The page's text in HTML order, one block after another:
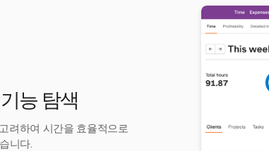
능 탐색
려하여 시간을 효율적으로
니다.